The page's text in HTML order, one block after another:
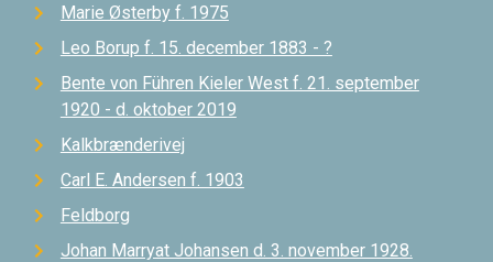
Marie Østerby f. 1975
Leo Borup f. 15. december 1883 - ?
Bente von Führen Kieler West f. 21. september
1920 - d. oktober 2019
Kalkbrænderivej
Carl E. Andersen f. 1903
Feldborg
Johan Marryat Johansen d. 3. november 1928.